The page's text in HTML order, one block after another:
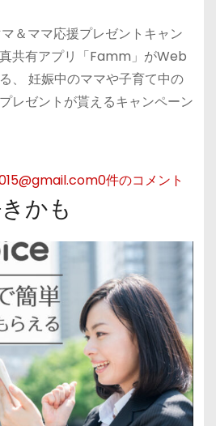
＆ママ応援プレゼントキャン
共有アプリ「Famm」がWeb
、 妊娠中のママや子育て中の
レゼントが貰えるキャンペーン
0件のコメント
かも